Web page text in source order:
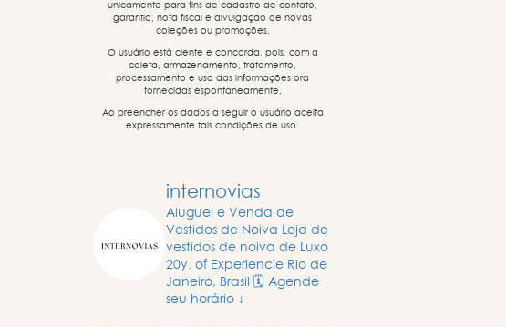
unicamente para fins de cadastro de contato,
garantia, nota fiscal e divulgação de novas
coleções ou promoções.
O usuário está ciente e concorda, pois, com a
coleta, armazenamento, tratamento,
processamento e uso das informações ora
fornecidas espontaneamente.
Ao preencher os dados a seguir o usuário aceita
expressamente tais condições de uso.
internovias
Aluguel e Venda de
Vestidos de Noiva Loja de
vestidos de noiva de Luxo
20y. of Experiencie Rio de
Janeiro, Brasil
🗓️ Agende
seu horário ↓